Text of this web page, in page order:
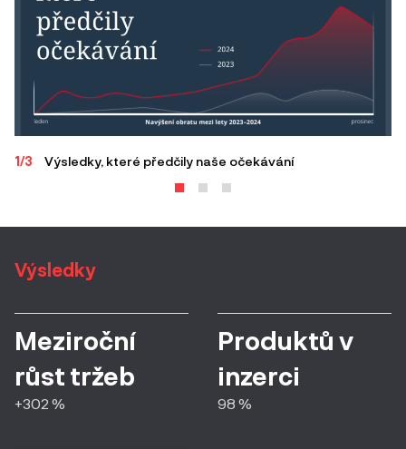
1/3 Výsledky, které předčily naše očekávání
Výsledky
Meziroční
růst tržeb
+302 %
Produktů v
inzerci
98 %